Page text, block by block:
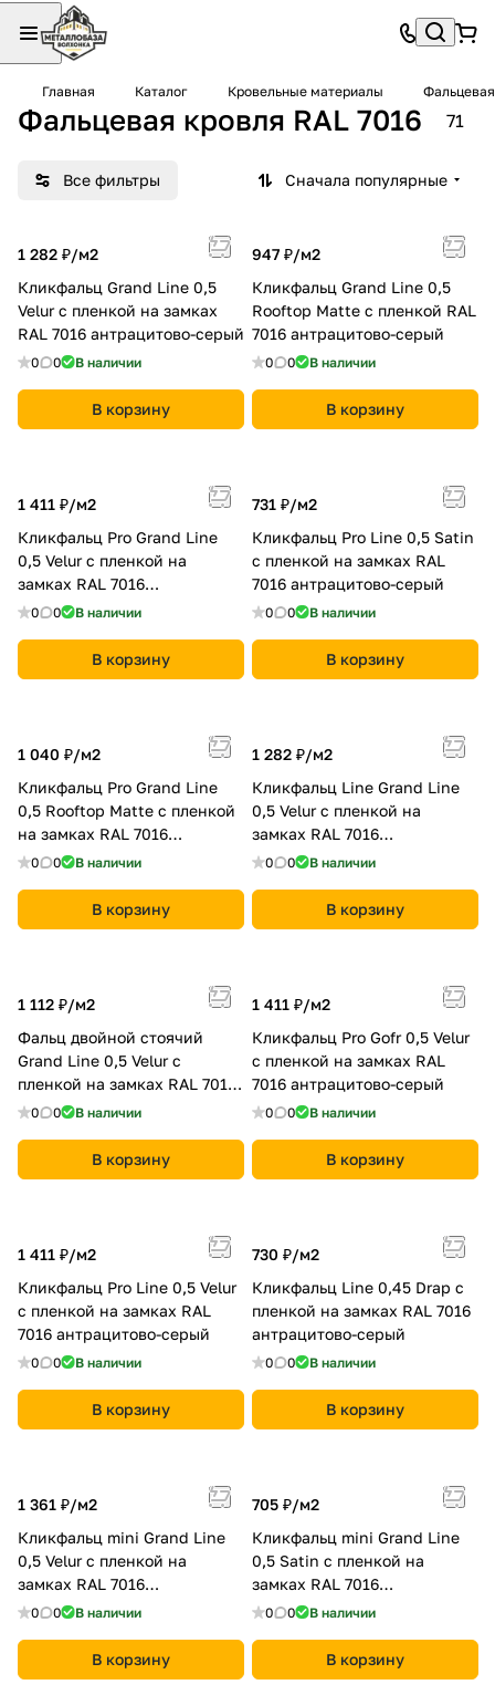
Главная Каталог Кровельные материалы
Фальцевая кровля RAL 7016 71
Все фильтры Сначала популярные
1 282 ₽/м2
Кликфальц Grand Line 0,5
Velur с пленкой на замках
RAL 7016 антрацитово-серый
0 0 В наличии
В корзину
947 ₽/м2
Кликфальц Grand Line 0,5
Rooftop Matte с пленкой RAL
7016 антрацитово-серый
0 0 В наличии
В корзину
1 411 ₽/м2
Кликфальц Pro Grand Line
0,5 Velur с пленкой на
замках RAL 7016
антрацитово-серый
0 0 В наличии
В корзину
731 ₽/м2
Кликфальц Pro Line 0,5 Satin
с пленкой на замках RAL
7016 антрацитово-серый
0 0 В наличии
В корзину
1 040 ₽/м2
Кликфальц Pro Grand Line
0,5 Rooftop Matte с пленкой
на замках RAL 7016
антрацитово-серый
0 0 В наличии
В корзину
1 282 ₽/м2
Кликфальц Line Grand Line
0,5 Velur с пленкой на
замках RAL 7016
антрацитово-серый
0 0 В наличии
В корзину
1 112 ₽/м2
Фальц двойной стоячий
Grand Line 0,5 Velur с
пленкой на замках RAL 7016
антрацитово-серый
0 0 В наличии
В корзину
1 411 ₽/м2
Кликфальц Pro Gofr 0,5 Velur
с пленкой на замках RAL
7016 антрацитово-серый
0 0 В наличии
В корзину
1 411 ₽/м2
Кликфальц Pro Line 0,5 Velur
с пленкой на замках RAL
7016 антрацитово-серый
0 0 В наличии
В корзину
730 ₽/м2
Кликфальц Line 0,45 Drap с
пленкой на замках RAL 7016
антрацитово-серый
0 0 В наличии
В корзину
1 361 ₽/м2
Кликфальц mini Grand Line
0,5 Velur с пленкой на
замках RAL 7016
антрацитово-серый
0 0 В наличии
В корзину
705 ₽/м2
Кликфальц mini Grand Line
0,5 Satin с пленкой на
замках RAL 7016
антрацитово-серый
0 0 В наличии
В корзину